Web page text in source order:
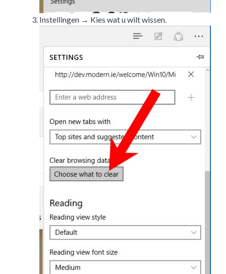
Instellingen → Kies wat u wilt wissen.